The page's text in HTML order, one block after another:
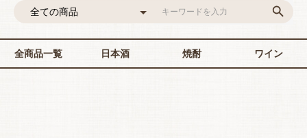
全商品一覧 日本酒 焼酎 ワイン